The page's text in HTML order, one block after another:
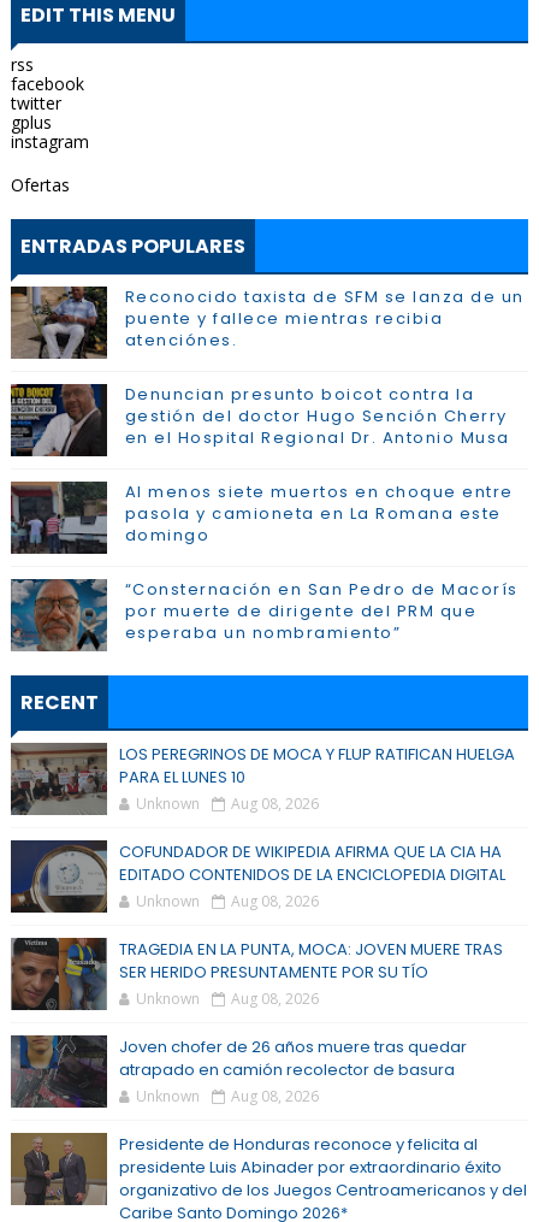
EDIT THIS MENU
rss
facebook
twitter
gplus
instagram
Ofertas
ENTRADAS POPULARES
Reconocido taxista de SFM se lanza de un
puente y fallece mientras recibia
atenciónes.
Denuncian presunto boicot contra la
gestión del doctor Hugo Sención Cherry
en el Hospital Regional Dr. Antonio Musa
Al menos siete muertos en choque entre
pasola y camioneta en La Romana este
domingo
“Consternación en San Pedro de Macorís
por muerte de dirigente del PRM que
esperaba un nombramiento”
RECENT
LOS PEREGRINOS DE MOCA Y FLUP RATIFICAN HUELGA
PARA EL LUNES 10
Unknown Aug 08, 2026
COFUNDADOR DE WIKIPEDIA AFIRMA QUE LA CIA HA
EDITADO CONTENIDOS DE LA ENCICLOPEDIA DIGITAL
Unknown Aug 08, 2026
TRAGEDIA EN LA PUNTA, MOCA: JOVEN MUERE TRAS
SER HERIDO PRESUNTAMENTE POR SU TÍO
Unknown Aug 08, 2026
Joven chofer de 26 años muere tras quedar
atrapado en camión recolector de basura
Unknown Aug 08, 2026
Presidente de Honduras reconoce y felicita al
presidente Luis Abinader por extraordinario éxito
organizativo de los Juegos Centroamericanos y del
Caribe Santo Domingo 2026*